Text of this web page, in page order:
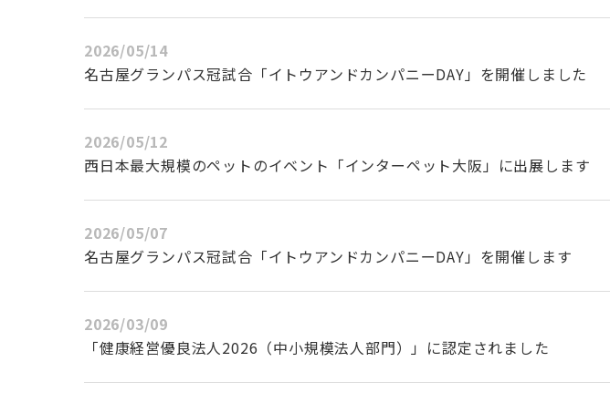
2026/05/14
名古屋グランパス冠試合「イトウアンドカンパニーDAY」を開催しました
2026/05/12
西日本最大規模のペットのイベント「インターペット大阪」に出展します
2026/05/07
名古屋グランパス冠試合「イトウアンドカンパニーDAY」を開催します
2026/03/09
「健康経営優良法人2026（中小規模法人部門）」に認定されました